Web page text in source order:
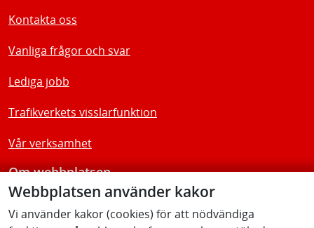
Webbplatsen använder kakor
Vi använder kakor (cookies) för att nödvändiga
Kontakta oss
Vanliga frågor och svar
Lediga jobb
Trafikverkets visslarfunktion
Vår verksamhet
Om webbplatsen
Tillgänglighetsredogörelse